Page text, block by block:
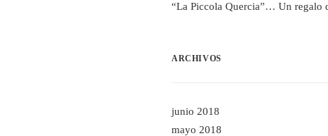
“La Piccola Quercia”… Un regalo
ARCHIVOS
junio 2018
mayo 2018